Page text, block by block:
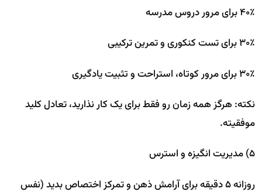
۴۰٪ برای مرور دروس مدرسه
۳۰٪ برای تست کنکوری و تمرین ترکیبی
۳۰٪ برای مرور کوتاه، استراحت و تثبیت یادگیری
نکته: هرگز همه زمان رو فقط برای یک کار نذارید، تعادل کلید
موفقیته.
۵) مدیریت انگیزه و استرس
روزانه ۵ دقیقه برای آرامش ذهن و تمرکز اختصاص بدید (نفس